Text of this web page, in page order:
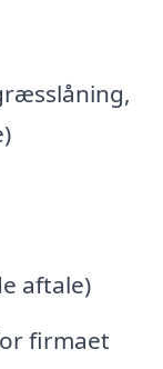
aftale)
firmaet